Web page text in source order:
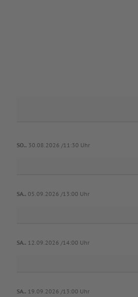
SO.. 30.08.2026 /11:30 Uhr
SA.. 05.09.2026 /13:00 Uhr
SA.. 12.09.2026 /14:00 Uhr
SA.. 19.09.2026 /13:00 Uhr